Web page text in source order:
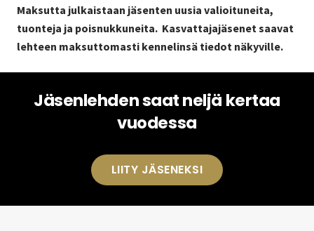
Maksutta julkaistaan jäsenten uusia valioituneita,
tuonteja ja poisnukkuneita. Kasvattajajäsenet saavat
lehteen maksuttomasti kennelinsä tiedot näkyville.
Jäsenlehden saat neljä kertaa
vuodessa
LIITY JÄSENEKSI